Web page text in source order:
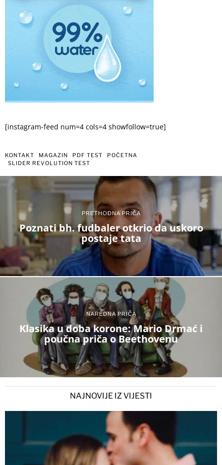
[instagram-feed num=4 cols=4 showfollow=true]
KONTAKT MAGAZIN PDF TEST
POČETNA
SLIDER REVOLUTION TEST
PRETHODNA PRIČA
Poznati bh. fudbaler otkrio da uskoro
postaje tata
NAREDNA PRIČA
Klasika u doba korone: Mario Drmać i
poučna priča o Beethovenu
NAJNOVIJE IZ VIJESTI